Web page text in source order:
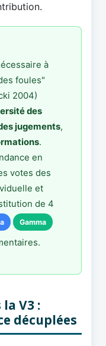
à
foules"
2004)
des
jugements,
.
en
votes des
et
de 4
Gamma
V3 :
décuplées